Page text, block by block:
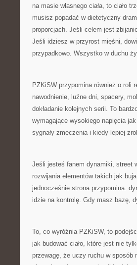
na masie własnego ciała, to ciało
musisz popadać w dietetyczny
proporcjach. Jeśli celem jest
Jeśli idziesz w przyrost mięśni,
przypadkowo. Wszystko w duchu
PZKiSW przypomina również o roli
nawodnienie, luźne dni, spacery,
dokładanie kolejnych serii. To
wymagające wysokiego napięcia
sygnały zmęczenia i kiedy lepiej
Jeśli jesteś fanem dynamiki, street
rozwijania elementów takich jak
jednocześnie strona przypomina:
idzie na kontrolę. Gdy masz bazę,
To, co wyróżnia PZKiSW, to
jak budować ciało, które jest nie
przewagę, że uczy ruchu w sposób